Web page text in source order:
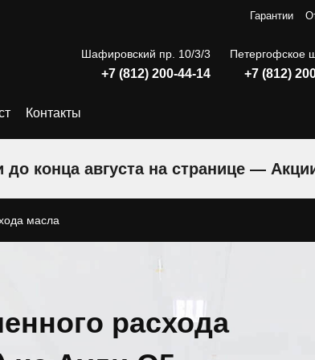
Гарантии
Шафировский пр. 10/3/3
+7 (812) 200-44-14
Петергофское
+7 (812)
Контакты
до конца августа на странице —
масла
расхода